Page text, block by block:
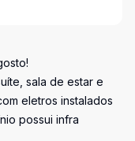
sala de estar e
eletros instalados
possui infra